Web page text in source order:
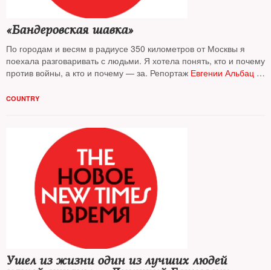
«Бандеровская шавка»
По городам и весям в радиусе 350 километров от Москвы я
поехала разговаривать с людьми. Я хотела понять, кто и почему
против войны, а кто и почему — за. Репортаж Евгении Альбац с
пропаганде
COUNTRY
Ушел из жизни один из лучших людей